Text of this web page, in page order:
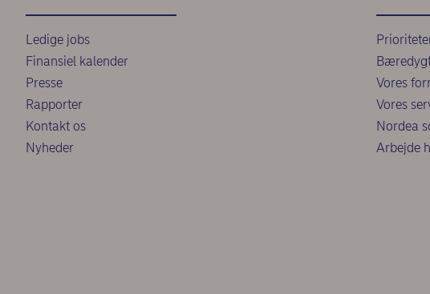
Ledige jobs
Finansiel kalender
Presse
Rapporter
Kontakt os
Nyheder
Vores
Vores
Nordea
Arbejde